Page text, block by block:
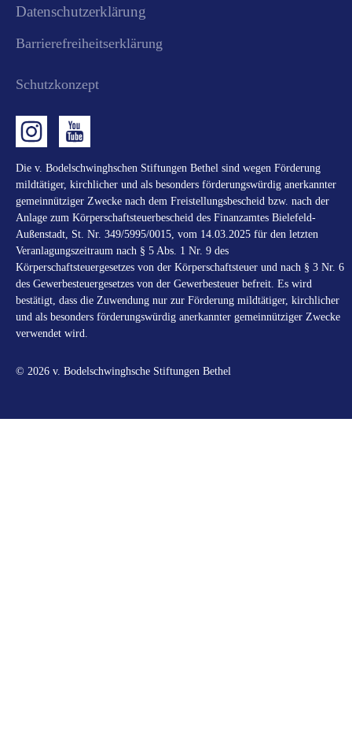
Datenschutzerklärung
Barrierefreiheitserklärung
Schutzkonzept
Die v. Bodelschwinghschen Stiftungen Bethel sind wegen Förderung
mildtätiger, kirchlicher und als besonders förderungswürdig anerkannter
gemeinnütziger Zwecke nach dem Freistellungsbescheid bzw. nach der
Anlage zum Körperschaftsteuerbescheid des Finanzamtes Bielefeld-
Außenstadt, St. Nr. 349/5995/0015, vom 14.03.2025 für den letzten
Veranlagungszeitraum nach § 5 Abs. 1 Nr. 9 des
Körperschaftsteuergesetzes von der Körperschaftsteuer und nach § 3 Nr. 6
des Gewerbesteuergesetzes von der Gewerbesteuer befreit. Es wird
bestätigt, dass die Zuwendung nur zur Förderung mildtätiger, kirchlicher
und als besonders förderungswürdig anerkannter gemeinnütziger Zwecke
verwendet wird.
© 2026 v. Bodelschwinghsche Stiftungen Bethel